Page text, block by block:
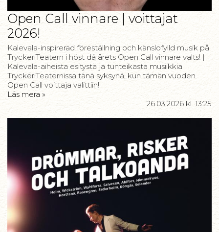
Open Call vinnare | voittajat
2026!
Kalevala-inspirerad föreställning och känslofylld musik på
TryckeriTeatern i höst då årets Open Call vinnare valts! |
Kalevala-aiheista esitystä ja tunteikasta musiikkia
TryckeriTeaternissa tänä syksynä, kun tämän vuoden
Open Call voittaja valittiin!
Läs mera »
26.03.2026 kl. 13:25